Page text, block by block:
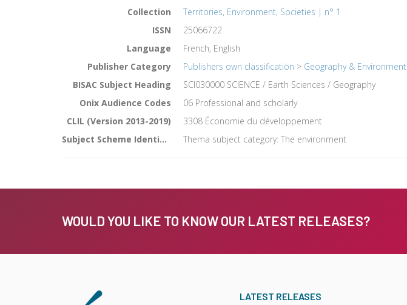
Collection
Territories, Environment, Societies | n° 1
ISSN
25066722
Language
French, English
Publisher Category
Publishers own classification > Geography & Environment
BISAC Subject Heading
SCI030000 SCIENCE / Earth Sciences / Geography
Onix Audience Codes
06 Professional and scholarly
CLIL (Version 2013-2019)
3308 Économie du développement
Subject Scheme Identifier Code
Thema subject category: The environment
WOULD YOU LIKE TO KNOW OUR LATEST RELEASES?
LATEST RELEASES